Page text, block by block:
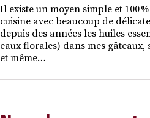
Il existe un moyen simple et 100
cuisine avec beaucoup de
depuis des années les huiles
eaux florales) dans mes gâteaux,
et même…